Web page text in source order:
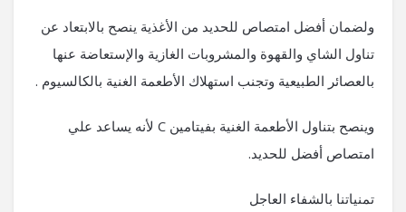
ولضمان أفضل امتصاص للحديد من الأغذية ينصح بالابتعاد عن
تناول الشاي والقهوة والمشروبات الغازية والإستعاضة عنها
بالعصائر الطبيعية وتجنب استهلاك الأطعمة الغنية بالكالسيوم .
وينصح بتناول الأطعمة الغنية بفيتامين C لأنه يساعد علي
امتصاص أفضل للحديد.
تمنياتنا بالشفاء العاجل